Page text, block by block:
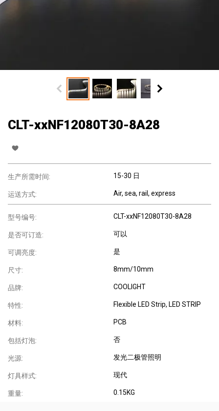
CLT-xxNF12080T30-8A28
生产所需时间: 15-30 日
运送方式: Air, sea, rail, express
型号编号: CLT-xxNF12080T30-8A28
是否可订造: 可以
可调亮度: 是
尺寸: 8mm/10mm
品牌: COOLIGHT
特性: Flexible LED Strip, LED STRIP
材料: PCB
包括灯泡: 否
光源: 发光二极管照明
灯具样式: 现代
重量: 0.15KG